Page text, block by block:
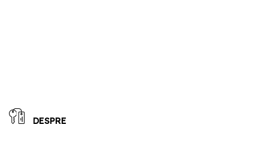
DESPRE